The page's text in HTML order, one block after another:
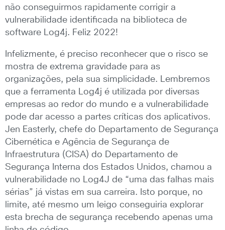
não conseguirmos rapidamente corrigir a
vulnerabilidade identificada na biblioteca de
software Log4j. Feliz 2022!
Infelizmente, é preciso reconhecer que o risco se
mostra de extrema gravidade para as
organizações, pela sua simplicidade. Lembremos
que a ferramenta Log4j é utilizada por diversas
empresas ao redor do mundo e a vulnerabilidade
pode dar acesso a partes críticas dos aplicativos.
Jen Easterly, chefe do Departamento de Segurança
Cibernética e Agência de Segurança de
Infraestrutura (CISA) do Departamento de
Segurança Interna dos Estados Unidos, chamou a
vulnerabilidade no Log4J de “uma das falhas mais
sérias” já vistas em sua carreira. Isto porque, no
limite, até mesmo um leigo conseguiria explorar
esta brecha de segurança recebendo apenas uma